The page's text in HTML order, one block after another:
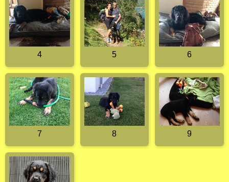
4 5 6
7 8 9